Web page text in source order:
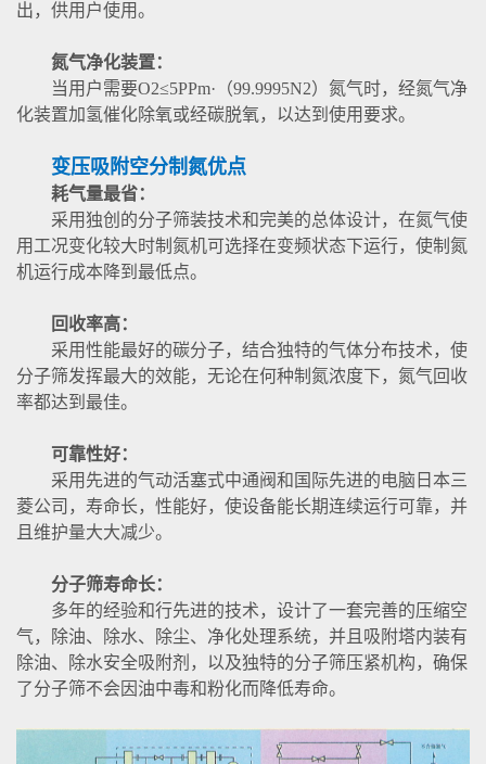
出，供用户使用。
氮气净化装置：
当用户需要O2≤5PPm·（99.9995N2）氮气时，经氮气净
化装置加氢催化除氧或经碳脱氧，以达到使用要求。
变压吸附空分制氮优点
耗气量最省：
采用独创的分子筛装技术和完美的总体设计，在氮气使
用工况变化较大时制氮机可选择在变频状态下运行，使制氮
机运行成本降到最低点。
回收率高：
采用性能最好的碳分子，结合独特的气体分布技术，使
分子筛发挥最大的效能，无论在何种制氮浓度下，氮气回收
率都达到最佳。
可靠性好：
采用先进的气动活塞式中通阀和国际先进的电脑日本三
菱公司，寿命长，性能好，使设备能长期连续运行可靠，并
且维护量大大减少。
分子筛寿命长：
多年的经验和行先进的技术，设计了一套完善的压缩空
气，除油、除水、除尘、净化处理系统，并且吸附塔内装有
除油、除水安全吸附剂，以及独特的分子筛压紧机构，确保
了分子筛不会因油中毒和粉化而降低寿命。